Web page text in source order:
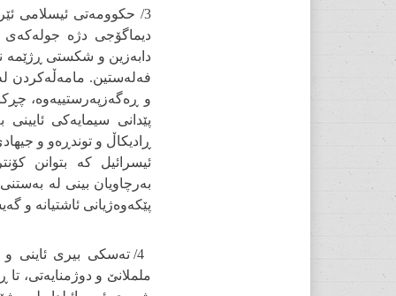
3/ حکوومەتی ئیسلامی
دیماگۆجی دژە جولەکەی
دابەزین و شکستی ڕژێمە
فەلەستین. مامەڵەکردن
و ڕەگەزپەرستییەوە،
پێدانی سیمایەکی ئایینی
ڕادیکاڵ و توندڕەو و
ئیسرائیل کە بتوانن
بەرچاویان بینی لە
پێکەوەژیانی ئاشتیانە و
4/ تەسکی بیری ئاینی و
ململانێ و دوژمنایەتی،